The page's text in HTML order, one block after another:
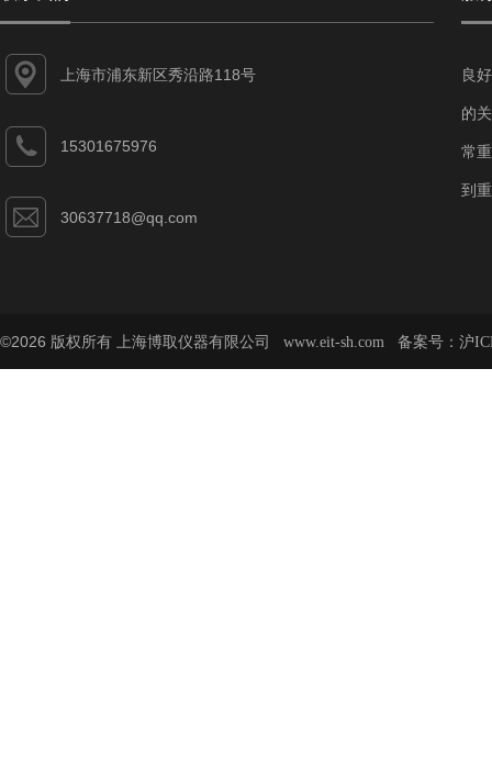
上海市浦东新区秀沿路118号
15301675976
30637718@qq.com
良
的
常
到
©2026 版权所有 上海博取仪器有限公司 www.eit-sh.com 备案号： 沪